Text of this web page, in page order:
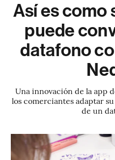
Así es como
puede
datafono
Una innovación de la app
los comerciantes adaptar
de un